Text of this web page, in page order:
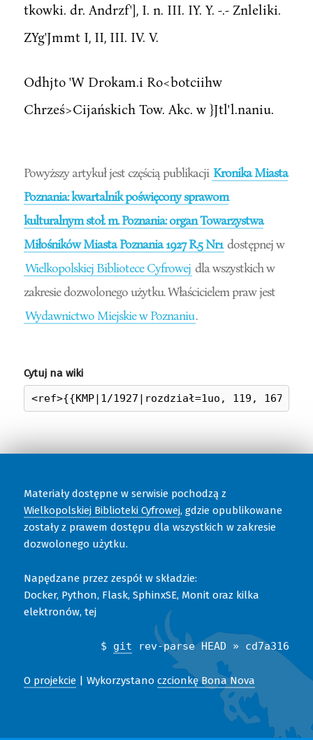
tkowki. dr. Andrzf'], I. n. III. IY. Y. -.- Znleliki.
ZYg'Jmmt I, II, III. IV. V.
Odhjto 'W Drokam.i Ro<botciihw
Chrześ>Cijańskich Tow. Akc. w }Jtl'l.naniu.
Powyższy artykuł jest częścią publikacji Kronika Miasta
Poznania: kwartalnik poświęcony sprawom
kulturalnym stoł. m. Poznania: organ Towarzystwa
Miłośników Miasta Poznania 1927 R.5 Nr1 dostępnej w
Wielkopolskiej Bibliotece Cyfrowej dla wszystkich w
zakresie dozwolonego użytku. Właścicielem praw jest
Wydawnictwo Miejskie w Poznaniu.
Cytuj na wiki
Materiały dostępne w serwisie pochodzą z
Wielkopolskiej Biblioteki Cyfrowej, gdzie opublikowane
zostały z prawem dostępu dla wszystkich w zakresie
dozwolonego użytku.
Napędzane przez zespół w składzie:
Docker, Python, Flask, SphinxSE, Monit oraz kilka
elektronów, tej
$ git rev-parse HEAD » cd7a316
O projekcie| Wykorzystano czcionkę Bona Nova